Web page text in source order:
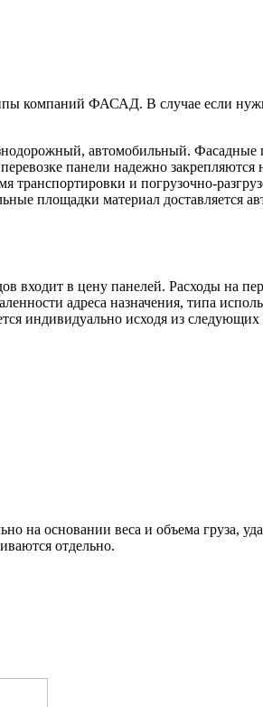
компаний ФАСАД. В случае если
автомобильный.
панели надежно
и погрузочно-
площадки материал доставляется
в цену панелей. Расходы на
адреса назначения, типа
индивидуально исходя из следующих
на основании веса и объема груза,
отдельно.